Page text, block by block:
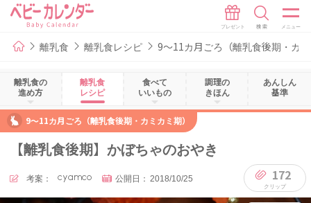
離乳食 離乳食レシピ 9～11カ月ごろ（離乳食後期・カ
離乳食の
進め方
離乳食
レシピ
食べて
いいもの
調理の
きほん
あんしん
基準
9～11カ月ごろ（離乳食後期・カミカミ期）
【離乳食後期】かぼちゃのおやき
考案： cyamco 公開日： 2018/10/25 172